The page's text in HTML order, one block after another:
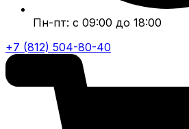
Пн-пт: с 09:00 до 18:00
+7 (812) 504-80-40